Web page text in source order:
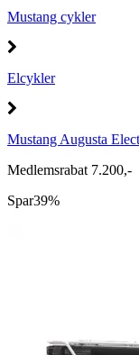
Mustang cykler
Elcykler
Mustang Augusta
Medlemsrabat 7.200,-
Spar39%